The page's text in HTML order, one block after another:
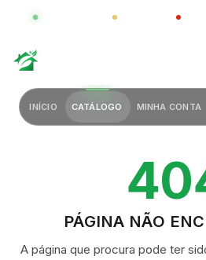
GLOBAL
INÍCIO CATÁLOGO MINHA CONTA
PÁGINA NÃO
A página que procura pode ter